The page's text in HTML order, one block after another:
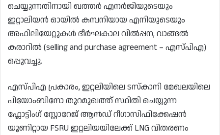
ചെയ്യുന്നതിനായി ഖത്തർ എനർജിയുടെയും
ഇറ്റാലിയൻ ഓയിൽ കമ്പനിയായ എനിയുടെയും
അഫിലിയേറ്റുകൾ ദീർഘകാല വിൽപ്പന, വാങ്ങൽ
കരാറിൽ (selling and purchase agreement – എസ്പിഎ)
ഒപ്പുവച്ചു.
എസ്പിഎ പ്രകാരം, ഇറ്റലിയിലെ ടസ്കാനി മേഖലയിലെ
പിയോംബിനോ തുറമുഖത്ത് സ്ഥിതി ചെയ്യുന്ന
ഫ്ലോട്ടിംഗ് സ്റ്റോറേജ് ആൻഡ് റീഗാസിഫിക്കേഷൻ
യൂണിറ്റായ FSRU ഇറ്റലിയയിലേക്ക് LNG വിതരണം